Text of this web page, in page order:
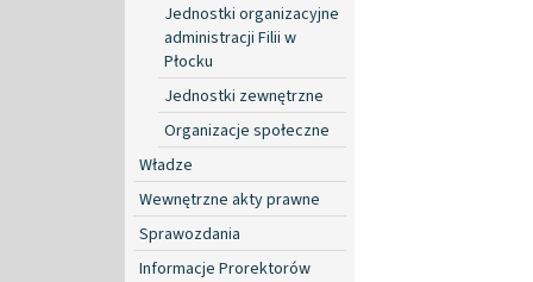
Jednostki organizacyjne
administracji Filii w
Płocku
Jednostki zewnętrzne
Organizacje społeczne
Władze
Wewnętrzne akty prawne
Sprawozdania
Informacje Prorektorów